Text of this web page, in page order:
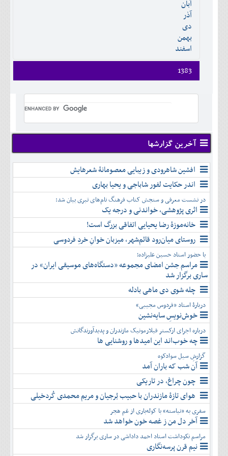
اسفند
دی
بهمن
اسفند
آبان
آذر
دی
بهمن
اسفند
1383
فروردين
تير
مرداد
شهريور
مهر
آبان
آذر
دی
بهمن
اسفند
آخرین گزارشها
افشین شاهرودی و زیبایی معصومانۀ شعرهایش
اندر حکایت لفور شاباجی و یحیا بهاری
در نشست معرفی و سنجش کتاب فرهنگ نام‌های تبری بیان شد:
اثری پژوهشی، خواندنی و درجه یک
خانه‌موزۀ رضا یحیایی اتفاقی بزرگ است!
روستای میان‌رود قائم‌شهر، میزبان خوانِ خردِ فردوسی
با حضور استاد حسین علیزاده؛
مراسم جشن امضای مجموعه «دستگاه‌های موسیقی ایران» در
ساری برگزار شد
چله شوی دی ماهی بادله
دربارۀ استاد «فردوس مجیبی»
خوش‌نویسِ سایه‌نشین
درباره اجرای ارکستر فیلارمونیک مازندران و پدیدآورندگانش
چه خوب‌اند این امیدها و روشنایی ها
گزارشِ سیل سوادکوه
آن شب که باران آمد
چون چراغ، در تاریکی
هوای تازۀ مازندران با حبیب بُرجیان و مریم محمدی کُردخیلی
سفری به «نیاسته» با کوله‌باری از غم هجر
آخر دل من ز غصه خون خواهد شد
مراسم نکوداشت استاد احمد داداشی در ساری برگزار شد
نیم قرن پرسه‌نگاری